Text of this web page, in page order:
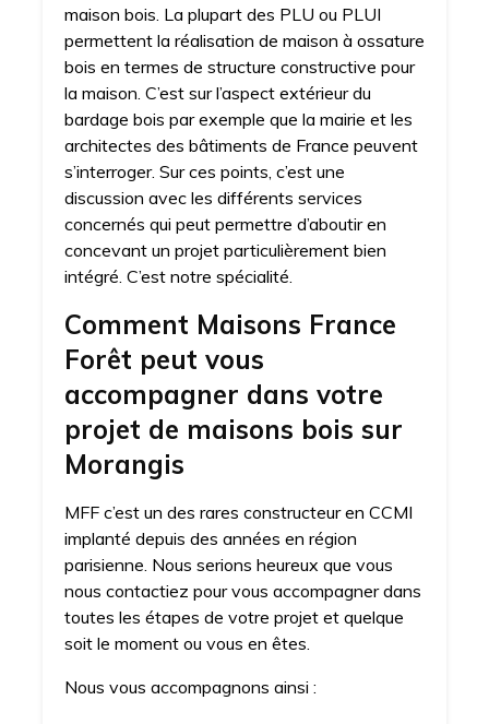
maison bois. La plupart des PLU ou PLUI
permettent la réalisation de maison à ossature
bois en termes de structure constructive pour
la maison. C’est sur l’aspect extérieur du
bardage bois par exemple que la mairie et les
architectes des bâtiments de France peuvent
s’interroger. Sur ces points, c’est une
discussion avec les différents services
concernés qui peut permettre d’aboutir en
concevant un projet particulièrement bien
intégré. C’est notre spécialité.
Comment Maisons France
Forêt peut vous
accompagner dans votre
projet de maisons bois sur
Morangis
MFF c’est un des rares constructeur en CCMI
implanté depuis des années en région
parisienne. Nous serions heureux que vous
nous contactiez pour vous accompagner dans
toutes les étapes de votre projet et quelque
soit le moment ou vous en êtes.
Nous vous accompagnons ainsi :